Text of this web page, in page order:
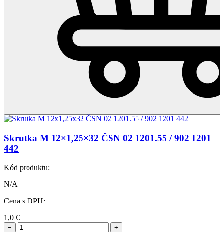
Skrutka M 12×1,25×32 ČSN 02 1201.55 / 902 1201
442
Kód produktu:
N/A
Cena s DPH:
1,0 €
− +